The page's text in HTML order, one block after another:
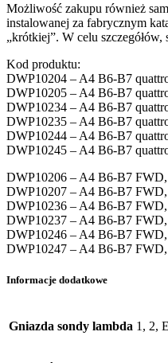
Możliwość zakupu również
instalowanej za fabrycznym
„krótkiej”. W celu szczegółów,
Kod produktu:
DWP10204 – A4 B6-B7
DWP10205 – A4 B6-B7
DWP10234 – A4 B6-B7
DWP10235 – A4 B6-B7
DWP10244 – A4 B6-B7
DWP10245 – A4 B6-B7
DWP10206 – A4 B6-B7 FWD,
DWP10207 – A4 B6-B7 FWD,
DWP10236 – A4 B6-B7
DWP10237 – A4 B6-B7
DWP10246 – A4 B6-B7
DWP10247 – A4 B6-B7
Informacje dodatkowe
Gniazda sondy lambda 1, 2,